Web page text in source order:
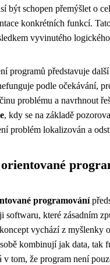
být schopen přemýšlet o
konkrétních funkcí.
vyvinutého
programů představuje
podle očekávání,
problému a navrhnout
, kdy se na základě
problém lokalizován a
programování
softwaru, které zásadním
vychází z myšlenky
kombinují jak data, tak
tom, že program není